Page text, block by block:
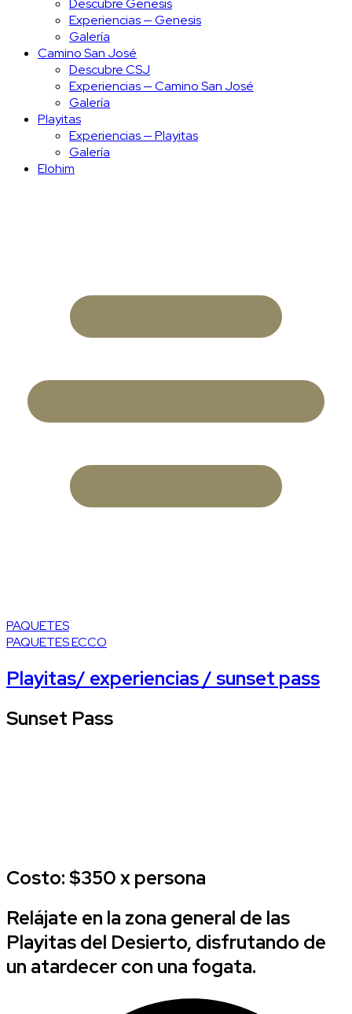
Descubre Genesis
Experiencias — Genesis
Galería
Camino San José
Descubre CSJ
Experiencias — Camino San José
Galería
Playitas
Experiencias — Playitas
Galería
Elohim
PAQUETES
PAQUETES ECCO
Playitas/ experiencias / sunset pass
Sunset Pass
Costo: $350 x persona
Relájate en la zona general de las
Playitas del Desierto, disfrutando de
un atardecer con una fogata.